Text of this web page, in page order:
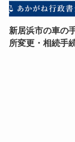
新居浜市の車の
所変更・相続手